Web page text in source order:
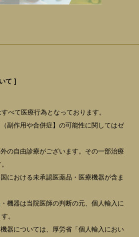
て ]
べて医療行為となっております。
副作用や合併症】の可能性に関してはゼ
の自由診療がございます。その一部治療
における未承認医薬品・医療機器が含ま
機器は当院医師の判断の元、個人輸入に
。
器については、厚労省「個人輸入におい